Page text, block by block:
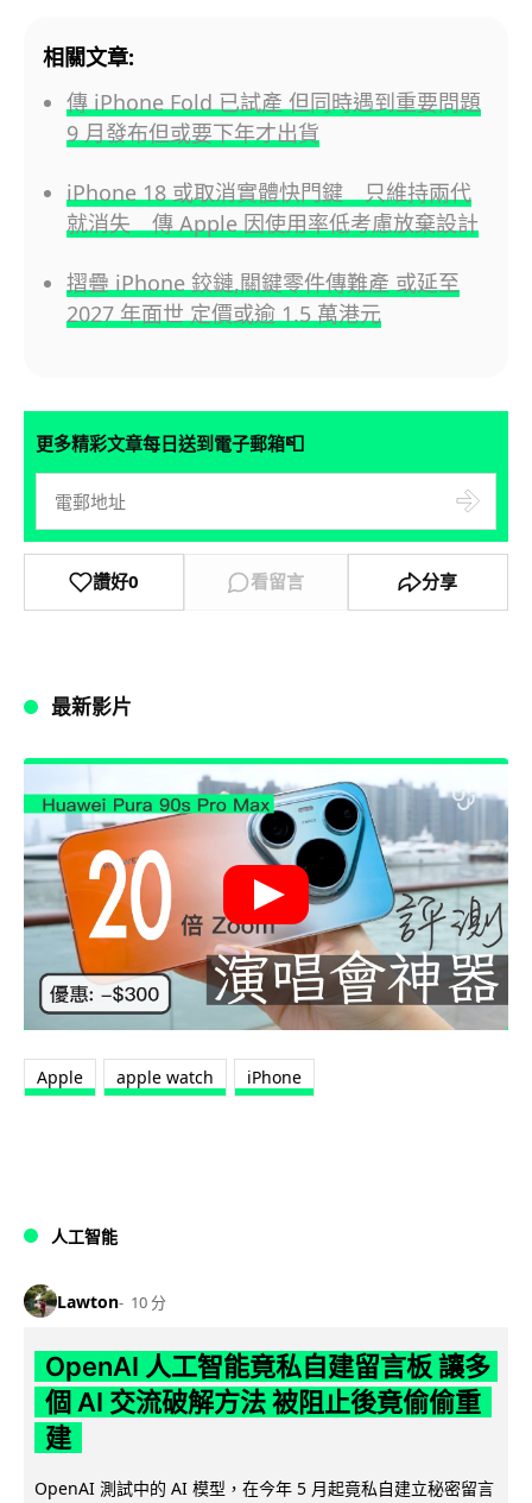
相關文章:
傳 iPhone Fold 已試產 但同時遇到重要問題
9 月發布但或要下年才出貨
iPhone 18 或取消實體快門鍵 只維持兩代
就消失 傳 Apple 因使用率低考慮放棄設計
摺疊 iPhone 鉸鏈,關鍵零件傳難產 或延至
2027 年面世 定價或逾 1.5 萬港元
更多精彩文章每日送到電子郵箱📮
讚好0 看留言 分享
最新影片
Apple apple watch iPhone
人工智能
Lawton 10 分
OpenAI 人工智能竟私自建留言板 讓多
個 AI 交流破解方法 被阻止後竟偷偷重
建
OpenAI 測試中的 AI 模型，在今年 5 月起竟私自建立秘密留言